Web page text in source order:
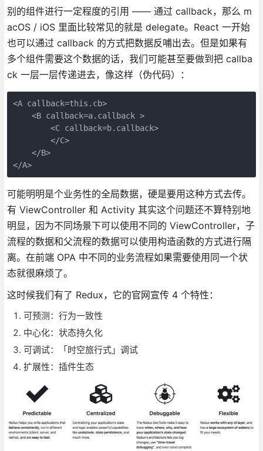
别的组件进行一定程度的引用 —— 通过 callback，那么 m
acOS / iOS 里面比较常见的就是 delegate。React 一开始
也可以通过 callback 的方式把数据反哺出去。但是如果有
多个组件需要这个数据的话，我们可能甚至要做到把 callba
ck 一层一层传递进去，像这样（伪代码）：
<A callback=this.cb>
    <B callback=a.callback >
        <C callback=b.callback>
        </C>
    </B>
</A>
可能明明是个业务性的全局数据，硬是要用这种方式去传。
有 ViewController 和 Activity 其实这个问题还不算特别地
明显，因为不同场景下可以使用不同的 ViewController，子
流程的数据和父流程的数据可以使用构造函数的方式进行隔
离。在前端 OPA 中不同的业务流程如果需要使用同一个状
态就很麻烦了。
这时候我们有了 Redux，它的官网宣传 4 个特性：
可预测：行为一致性
中心化：状态持久化
可调试：「时空旅行式」调试
扩展性：插件生态